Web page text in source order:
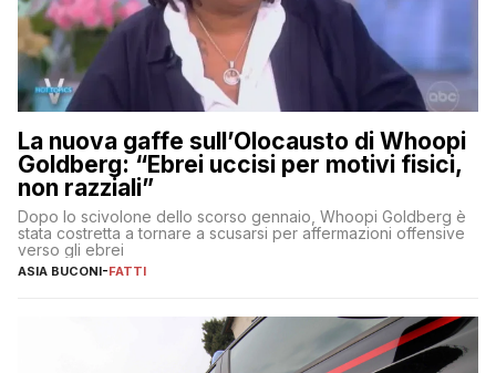
La nuova gaffe sull’Olocausto di Whoopi
Goldberg: “Ebrei uccisi per motivi fisici,
non razziali”
Dopo lo scivolone dello scorso gennaio, Whoopi Goldberg è
stata costretta a tornare a scusarsi per affermazioni offensive
verso gli ebrei
ASIA BUCONI-FATTI